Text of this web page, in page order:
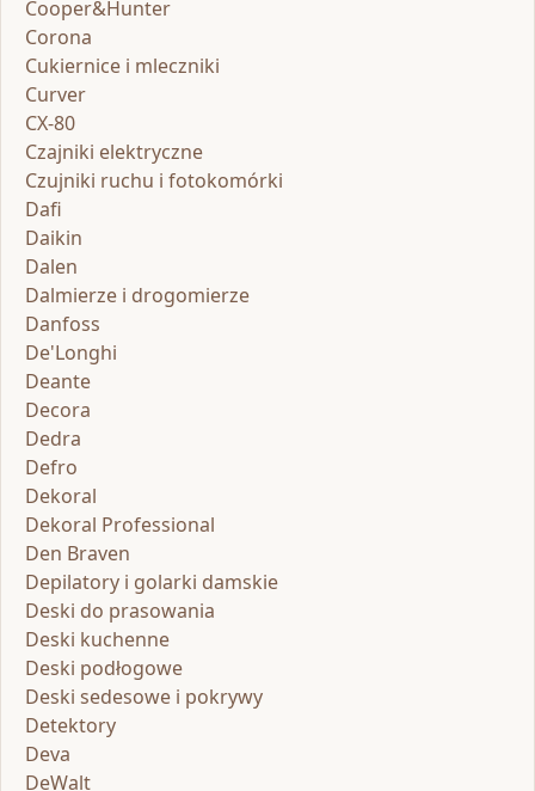
Cooper&Hunter
Corona
Cukiernice i mleczniki
Curver
CX-80
Czajniki elektryczne
Czujniki ruchu i fotokomórki
Dafi
Daikin
Dalen
Dalmierze i drogomierze
Danfoss
De'Longhi
Deante
Decora
Dedra
Defro
Dekoral
Dekoral Professional
Den Braven
Depilatory i golarki damskie
Deski do prasowania
Deski kuchenne
Deski podłogowe
Deski sedesowe i pokrywy
Detektory
Deva
DeWalt